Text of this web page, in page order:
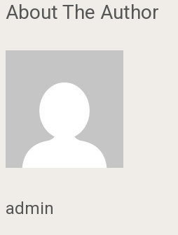
About The Author
admin